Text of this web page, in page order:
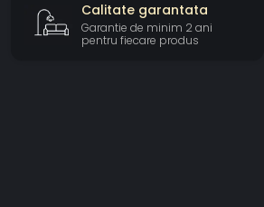
Calitate garantata
Garantie de minim 2 ani
pentru fiecare produs